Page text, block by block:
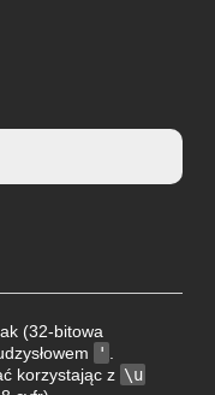
(32-bitowa
'
korzystając z \u